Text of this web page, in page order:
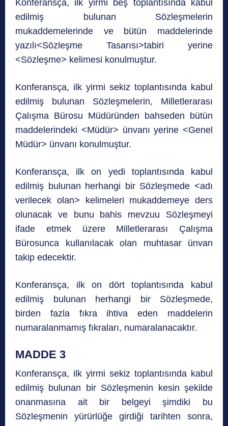
Konferansça, ilk yirmi beş toplantısında kabul
edilmiş bulunan Sözleşmelerin
mukaddemelerinde ve bütün maddelerinde
yazılı<Sözleşme Tasarısı>tabiri yerine
<Sözleşme> kelimesi konulmuştur.
Konferansça, ilk yirmi sekiz toplantısında kabul
edilmiş bulunan Sözleşmelerin, Milletlerarası
Çalışma Bürosu Müdüründen bahseden bütün
maddelerindeki <Müdür> ünvanı yerine <Genel
Müdür> ünvanı konulmuştur.
Konferansça, ilk on yedi toplantısında kabul
edilmiş bulunan herhangi bir Sözleşmede <adı
verilecek olan> kelimeleri mukaddemeye ders
olunacak ve bunu bahis mevzuu Sözleşmeyi
ifade etmek üzere Milletlerarası Çalışma
Bürosunca kullanılacak olan muhtasar ünvan
takip edecektir.
Konferansça, ilk on dört toplantısında kabul
edilmiş bulunan herhangi bir Sözleşmede,
birden fazla fıkra ihtiva eden maddelerin
numaralanmamış fıkraları, numaralanacaktır.
MADDE 3
Konferansça, ilk yirmi sekiz toplantısında kabul
edilmiş bulunan bir Sözleşmenin kesin şekilde
onanmasına ait bir belgeyi şimdiki bu
Sözleşmenin yürürlüğe girdiği tarihten sonra,